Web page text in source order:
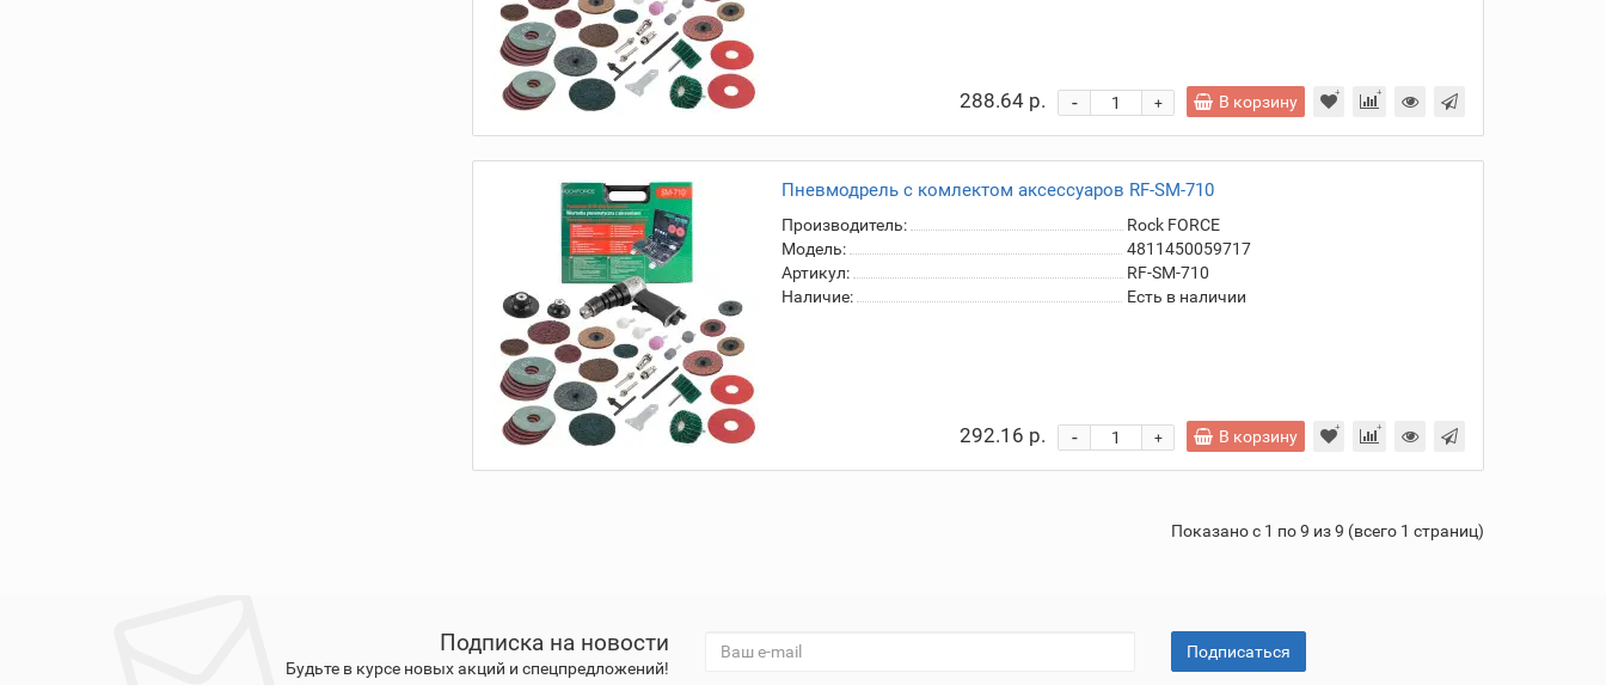
288.64 р. +
- В корзину
Пневмодрель с комлектом аксессуаров RF-SM-710
Производитель:
Rock FORCE
Модель:
4811450059717
Артикул:
RF-SM-710
Наличие:
Есть в наличии
292.16 р. +
- В корзину
Показано с 1 по 9 из 9 (всего 1 страниц)
Подписка на новости
Будьте в курсе новых акций и спецпредложений!
Подписаться